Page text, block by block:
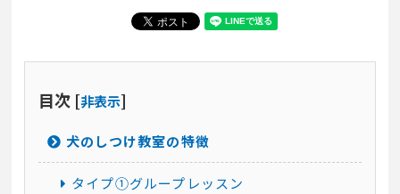
目次 [非表示]
犬のしつけ教室の特徴
タイプ①グループレッスン